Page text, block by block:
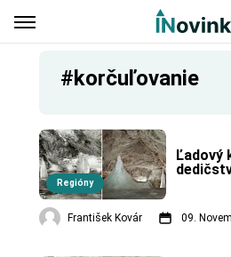
#korčuľovanie
Regióny
Ľadový
František Kovár 09.